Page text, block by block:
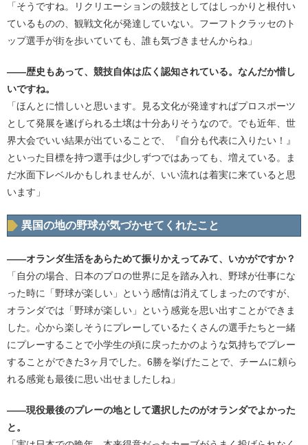
「そうですね。リクリエーションの競技としてはしっかりと根付い
ているものの、観戦文化が発達していない。フーフトクラッセのト
ップ選手が街を歩いていても、誰も気づきませんからね」
――歴史もあって、競技自体は広く認知されている。なんだか惜し
いですね。
「ほんとに惜しいと思います。見る文化が発達すればプロスポーツ
として発展を遂げられる土壌は十分ありそうなので。でも近年、世
界大会でいい結果が出ていることで、『自分も代表に入りたい！』
といった目標を持つ選手は少しずつではあっても、増えている。ま
だ水面下レベルかもしれませんが、いい流れは着実に来ていると思
います」
異国の地の野球が気づかせてくれたこと
――オランダ生活をあらためて振りかえってみて、いかがですか？
「自分の場合、日本のプロの世界に足を踏み入れ、野球が仕事にな
った時に「野球が楽しい」という感情は消えてしまったのですが、
オランダでは「野球が楽しい」という感覚を思い出すことができま
した。心から楽しそうにプレーしているたくさんの選手たちと一緒
にプレーすることで小学生の頃に戻ったかのような気持ちでプレー
することができた3ヶ月でした。6勝を挙げたことで、チームに頼ら
れる感覚も最後に思い出せましたしね」
――現役最後のプレーの地として選択したのがオランダでよかった
と。